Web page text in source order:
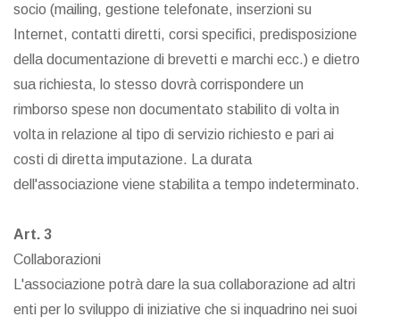
socio (mailing, gestione telefonate, inserzioni su
Internet, contatti diretti, corsi specifici, predisposizione
della documentazione di brevetti e marchi ecc.) e dietro
sua richiesta, lo stesso dovrà corrispondere un
rimborso spese non documentato stabilito di volta in
volta in relazione al tipo di servizio richiesto e pari ai
costi di diretta imputazione. La durata
dell'associazione viene stabilita a tempo indeterminato.
Art. 3
Collaborazioni
L'associazione potrà dare la sua collaborazione ad altri
enti per lo sviluppo di iniziative che si inquadrino nei suoi